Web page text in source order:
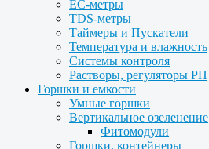
EC-метры
TDS-метры
Таймеры и Пускатели
Температура и влажность
Системы контроля
Растворы, регуляторы PH
Горшки и емкости
Умные горшки
Вертикальное озеленение
Фитомодули
Горшки, контейнеры